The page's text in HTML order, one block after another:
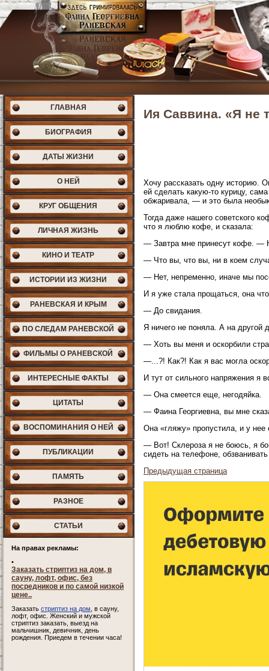
ГЛАВНАЯ
БИОГРАФИЯ
ДАТЫ ЖИЗНИ
О НЕЙ
КРУГ ОБЩЕНИЯ
ЛИЧНАЯ ЖИЗНЬ
КИНО И ТЕАТР
ИСТОРИИ ИЗ ЖИЗНИ
РАНЕВСКАЯ И КРЫМ
ПО СЛЕДАМ РАНЕВСКОЙ
ФИЛЬМЫ О РАНЕВСКОЙ
ИНТЕРЕСНЫЕ ФАКТЫ
ЦИТАТЫ
ВОСПОМИНАНИЯ О НЕЙ
ПУБЛИКАЦИИ
ПАМЯТЬ
РАЗНОЕ
СТАТЬИ
На правах рекламы:
•
Заказать стриптиз на дом, в
сауну, лофт, офис, без
посредников и по самой низкой
цене..
Заказать стриптиз на дом , в сауну,
лофт, офис. Женский и мужской
стриптиз заказать, выезд на
мальчишник, девичник, день
рождения. Приедем в течении часа!
Ия Саввина. «Я не
Хочу рассказать одну историю.
ей сделать какую-то курицу,
обжаривала, — и это была
Тогда даже нашего советского
что я люблю кофе, и сказала:
— Завтра мне принесут кофе. —
— Что вы, что вы, ни в коем
— Нет, непременно, иначе мы
И я уже стала прощаться, она
— До свидания.
Я ничего не поняла. А на другой
— Хоть вы меня и оскорбили
—...?! Как?! Как я вас могла
И тут от сильного напряжения я
— Она смеется еще, негодяйка.
— Фаина Георгиевна, вы мне
Она «гляжу» пропустила, и у нее
— Вот! Склероза я не боюсь, я
сидеть на телефоне,
Предыдущая страница